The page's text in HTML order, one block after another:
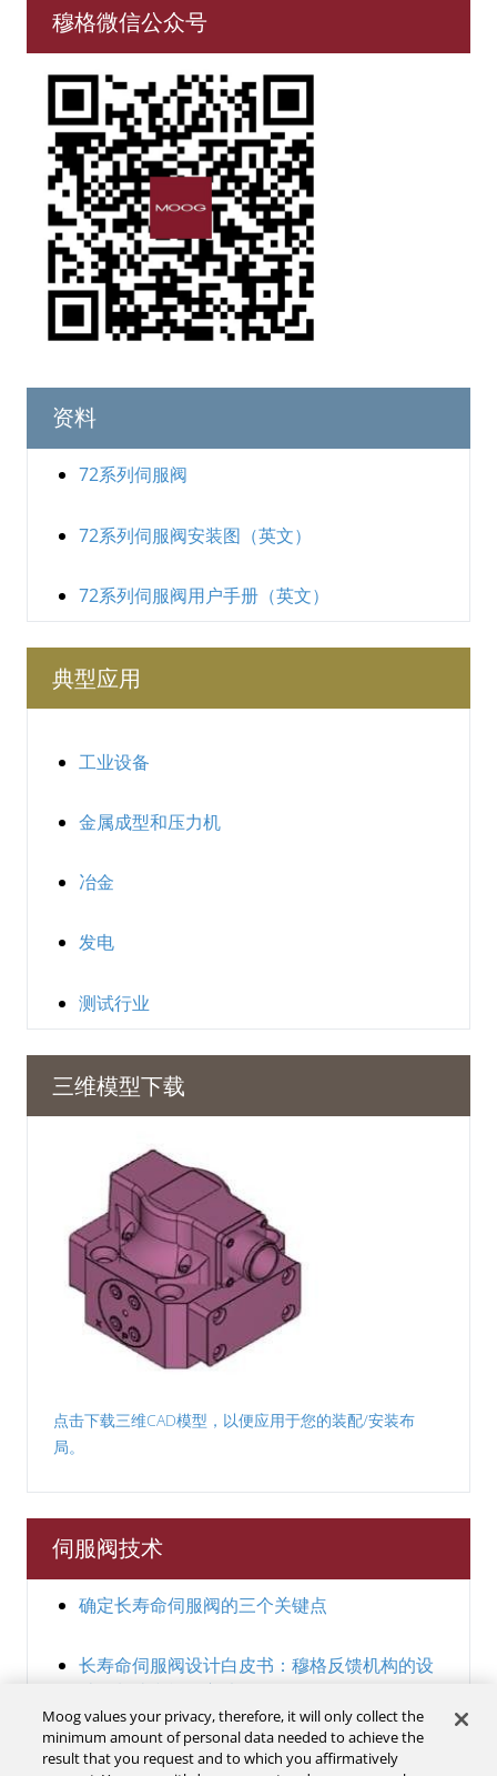
穆格微信公众号
资料
72系列伺服阀
72系列伺服阀安装图（英文）
72系列伺服阀用户手册（英文）
典型应用
工业设备
金属成型和压力机
冶金
发电
测试行业
三维模型下载
点击下载三维CAD模型，以便应用于您的装配/安装布
局。
伺服阀技术
确定长寿命伺服阀的三个关键点
长寿命伺服阀设计白皮书：穆格反馈机构的设
计、制造和施工方法
联系我们
Moog values your privacy, therefore, it will only collect the
minimum amount of personal data needed to achieve the
result that you request and to which you affirmatively